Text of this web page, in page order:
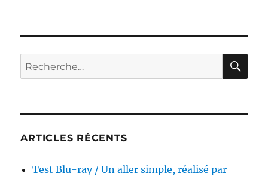
Croisières
réalisé
Recherche
pour :
ARTICLES RÉCENTS
Test Blu-ray / Un aller simple, réalisé par